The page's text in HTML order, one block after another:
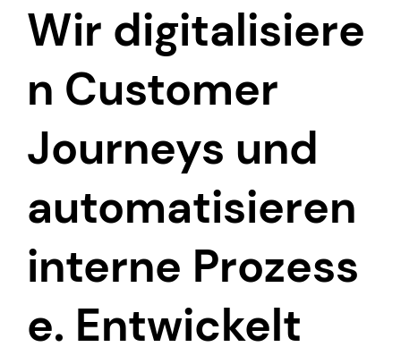
Wir digitalisiere
n Customer
Journeys und
automatisieren
interne Prozess
e. Entwickelt